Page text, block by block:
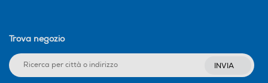
Trova negozio
INVIA